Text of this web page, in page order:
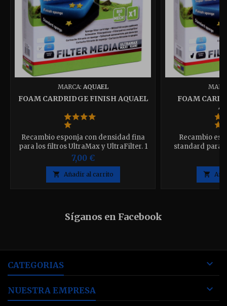
MARCA: AQUAEL
FOAM CARDRIDGE FINISH AQUAEL
Recambio esponja con densidad fina
para los filtros UltraMax y UltraFilter. 1
pieza.
7,00 €
 Añadir al carrito
FOAM
Recambio
standard para

Síganos en Facebook
CATEGORIAS 
NUESTRA EMPRESA 